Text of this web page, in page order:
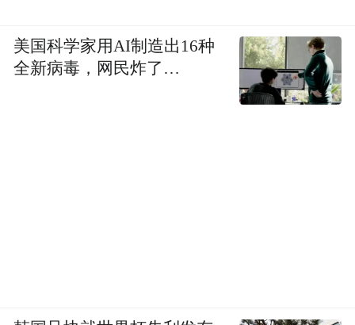
美国科学家用AI制造出16种
全新病毒，网民炸了…